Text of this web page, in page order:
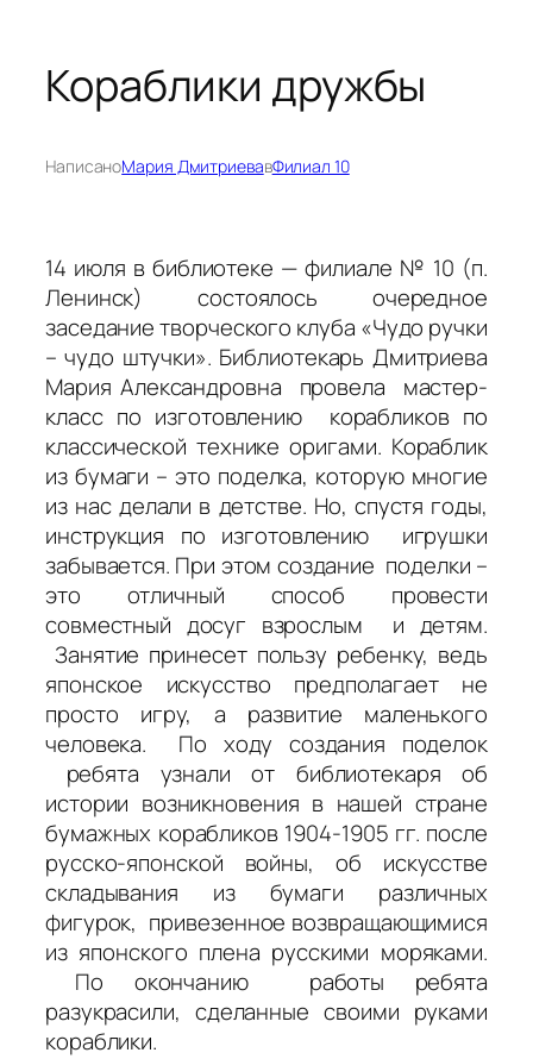
Кораблики дружбы
НаписаноМария ДмитриевавФилиал 10
14 июля в библиотеке — филиале № 10 (п.
Ленинск) состоялось очередное
заседание творческого клуба «Чудо ручки
– чудо штучки». Библиотекарь Дмитриева
Мария Александровна провела мастер-
класс по изготовлению корабликов по
классической технике оригами. Кораблик
из бумаги – это поделка, которую многие
из нас делали в детстве. Но, спустя годы,
инструкция по изготовлению игрушки
забывается. При этом создание поделки –
это отличный способ провести
совместный досуг взрослым и детям.
Занятие принесет пользу ребенку, ведь
японское искусство предполагает не
просто игру, а развитие маленького
человека. По ходу создания поделок
ребята узнали от библиотекаря об
истории возникновения в нашей стране
бумажных корабликов 1904-1905 гг. после
русско-японской войны, об искусстве
складывания из бумаги различных
фигурок, привезенное возвращающимися
из японского плена русскими моряками.
По окончанию работы ребята
разукрасили, сделанные своими руками
кораблики.